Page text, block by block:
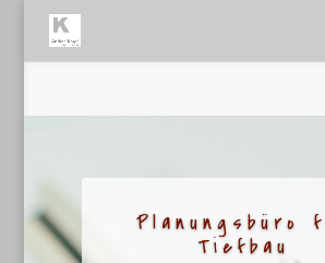
Planungsbüro
Tiefbau